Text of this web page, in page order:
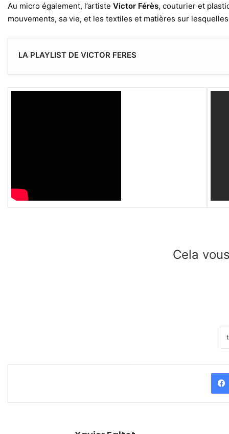
Au micro également, l’artiste Victor Férès, couturier et
mouvements, sa vie, et les textiles et matières sur
LA PLAYLIST DE VICTOR FERES
Cela